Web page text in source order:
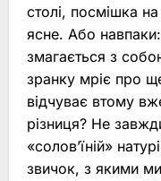
столі, посмішка
ясне. Або
змагається з
зранку мріє про
відчуває втому
різниця? Не
«солов’їній»
звичок, з якими